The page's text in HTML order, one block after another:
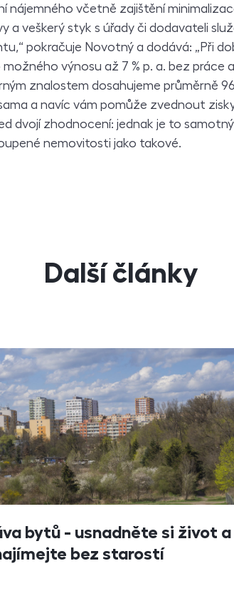
nájemného včetně zajištění
a veškerý styk s úřady či dodavateli
pokračuje Novotný a dodává: „Při
výnosu až 7 % p. a. bez práce
znalostem dosahujeme průměrně
a navíc vám pomůže zvednout
dvojí zhodnocení: jednak je to
nemovitosti jako takové.
Další články
bytů - usnadněte si život a
bez starostí